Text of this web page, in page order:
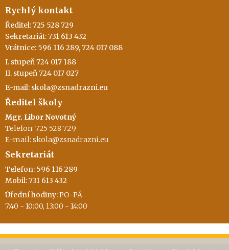
Rychlý kontakt
Ředitel: 725 528 729
Sekretariát: 731 613 432
Vrátnice: 596 116 289, 724 017 088
I. stupeň 724 017 188
II. stupeň 724 017 027
E-mail: skola@zsnadrazni.eu
Ředitel školy
Mgr. Libor Novotný
Telefon: 725 528 729
E-mail: skola@zsnadrazni.eu
Sekretariát
Telefon: 596 116 289
Mobil: 731 613 432
Úřední hodiny:PO-PÁ
7:40 - 10:00, 13:00 - 14:00